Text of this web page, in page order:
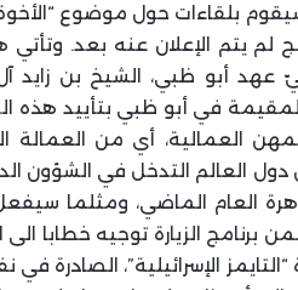
3 الى 5 فبراير 2019، حيث سيقوم بلقاءات حول
لم يتم الإعلان عنه بعد. وتأتي
عهد أبو ظبي، الشيخ بن زايد
في أبو ظبي بتأييد هذه
العمالية، أي من
العالم التدخل في الشؤون
العام الماضي، ومثلما
ضمن برنامج الزيارة توجيه
الإسرائيلية”، الصادرة في